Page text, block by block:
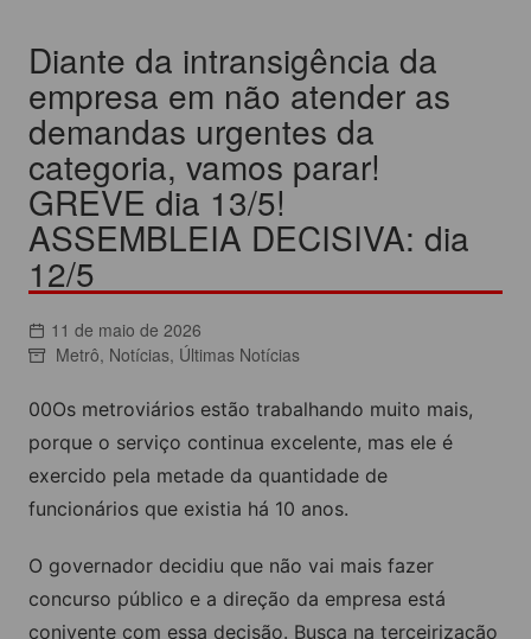
Diante da intransigência da
empresa em não atender as
demandas urgentes da
categoria, vamos parar!
GREVE dia 13/5!
ASSEMBLEIA DECISIVA: dia
12/5
11 de maio de 2026
Metrô, Notícias, Últimas Notícias
00Os metroviários estão trabalhando muito mais,
porque o serviço continua excelente, mas ele é
exercido pela metade da quantidade de
funcionários que existia há 10 anos.
O governador decidiu que não vai mais fazer
concurso público e a direção da empresa está
conivente com essa decisão. Busca na terceirização